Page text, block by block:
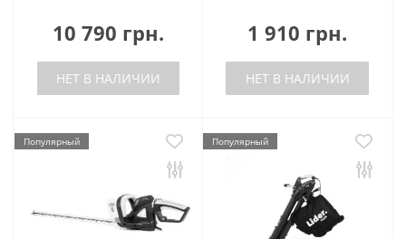
10 790 грн.
НЕТ В НАЛИЧИИ
1 910 грн.
НЕТ В НАЛИЧИИ
Популярный Популярный